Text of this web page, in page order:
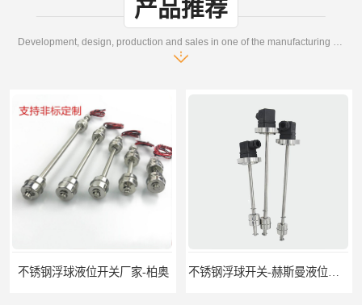
产品推荐
浮球液位开关厂家-柏奥 不锈钢浮球开关-赫斯曼液位开关定制-柏奥